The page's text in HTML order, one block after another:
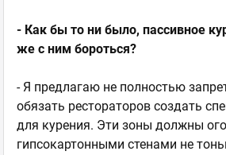
- Как бы то ни было, пассивное
же с ним бороться?
- Я предлагаю не полностью
обязать рестораторов создать
для курения. Эти зоны должны
гипсокартонными стенами не